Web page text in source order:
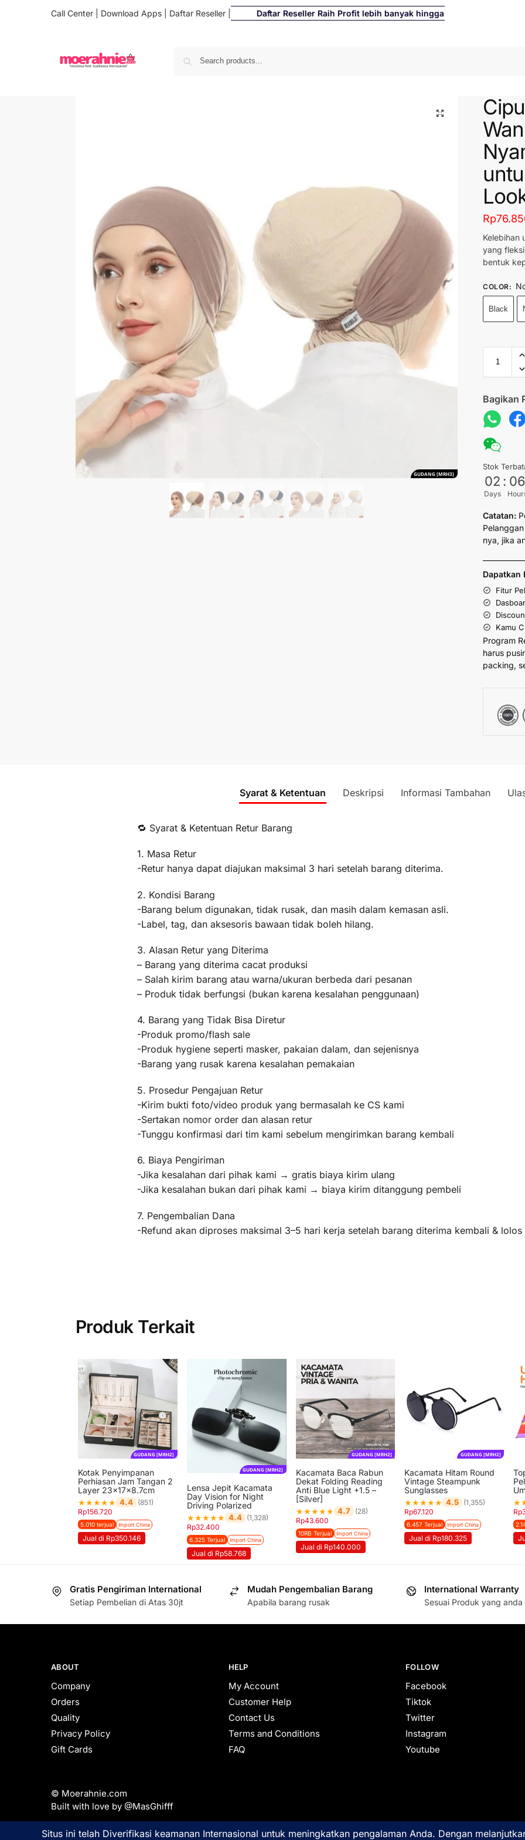
Call Center Download Apps Daftar Reseller Daftar Reseller Raih Profit lebih banyak hingga 500%
GUDANG [MRH3]
Rp
Kelebihan
yang
bentuk
COLOR:
Black
Bagikan
Stok
02
Days
: 06
Catatan:
nya, jika
Dapatkan
Fitur
Kamu
Program
harus
packing,
Syarat & Ketentuan Deskripsi Informasi Tambahan
🔁 Syarat & Ketentuan Retur Barang
1. Masa Retur
-Retur hanya dapat diajukan maksimal 3 hari setelah barang diterima.
2. Kondisi Barang
-Barang belum digunakan, tidak rusak, dan masih dalam kemasan asli.
-Label, tag, dan aksesoris bawaan tidak boleh hilang.
3. Alasan Retur yang Diterima
– Barang yang diterima cacat produksi
– Salah kirim barang atau warna/ukuran berbeda dari pesanan
– Produk tidak berfungsi (bukan karena kesalahan penggunaan)
4. Barang yang Tidak Bisa Diretur
-Produk promo/flash sale
-Produk hygiene seperti masker, pakaian dalam, dan sejenisnya
-Barang yang rusak karena kesalahan pemakaian
5. Prosedur Pengajuan Retur
-Kirim bukti foto/video produk yang bermasalah ke CS kami
-Sertakan nomor order dan alasan retur
-Tunggu konfirmasi dari tim kami sebelum mengirimkan barang kembali
6. Biaya Pengiriman
-Jika kesalahan dari pihak kami → gratis biaya kirim ulang
-Jika kesalahan bukan dari pihak kami → biaya kirim ditanggung pembeli
7. Pengembalian Dana
-Refund akan diproses maksimal 3–5 hari kerja setelah barang diterima kembali &
Produk Terkait
GUDANG [MRH2]
Kotak Penyimpanan
Perhiasan Jam Tangan 2
Layer 23x17x8.7cm
★★★★★ 4.4
(851)
Rp156.720
5.010 terjual Import China
Jual di Rp350.146
GUDANG [MRH2]
Lensa Jepit Kacamata
Day Vision for Night
Driving Polarized
★★★★★ 4.4
(1,328)
Rp32.400
6.325 Terjual Import China
Jual di Rp58.768
GUDANG [MRH2]
Kacamata Baca Rabun
Dekat Folding Reading
Anti Blue Light +1.5 –
[Silver]
★★★★★ 4.7
(28)
Rp43.600
10RB Terjual Import China
Jual di Rp140.000
GUDANG [MRH2]
Kacamata Hitam Round
Vintage Steampunk
Sunglasses
★★★★★ 4.5 (1,355)
Rp67.120
6.457 Terjual Import China
Jual di Rp180.325
★
Rp
Gratis Pengiriman International
Setiap Pembelian di Atas 30jt
Mudah Pengembalian Barang
Apabila barang rusak
International Warranty
Sesuai Produk yang anda
ABOUT
Company
Orders
Quality
Privacy Policy
Gift Cards
HELP
My Account
Customer Help
Contact Us
Terms and Conditions
FAQ
FOLLOW
Facebook
Tiktok
Twitter
Instagram
Youtube
© Moerahnie.com
Built with love by @MasGhifff